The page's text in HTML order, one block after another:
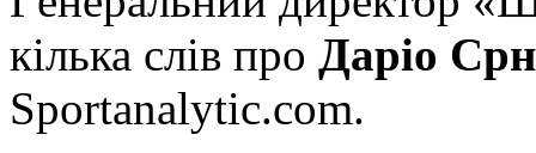
кілька слів про Даріо
Sportanalytic.com.